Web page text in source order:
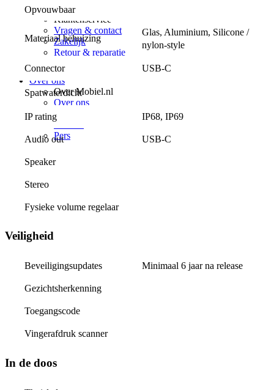
Klantenservice
Klantenservice
Vragen & contact
Zakelijk
Retour & reparatie
Telefoon inruilen
Over ons
Over Mobiel.nl
Over ons
Vacatures
Nieuws
Pers
Opvouwbaar
Materiaal behuizing
Glas, Aluminium, Silicone /
nylon-style
Connector USB-C
Spatwaterdicht
IP rating IP68, IP69
Audio out USB-C
Speaker
Stereo
Fysieke volume regelaar
Veiligheid
Beveiligingsupdates Minimaal 6 jaar na release
Gezichtsherkenning
Toegangscode
Vingerafdruk scanner
In de doos